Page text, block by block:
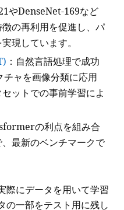
やDenseNet-169など
の再利用を促進し、パ
現しています。
：自然言語処理で成功
ャを画像分類に応用
ットでの事前学習によ
の利点を組み合
最新のベンチマークで
際にデータを用いて学習
の一部をテスト用に残し